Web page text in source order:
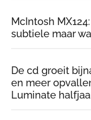
McIntosh
subtiele maar
De cd groeit
en meer
Luminate